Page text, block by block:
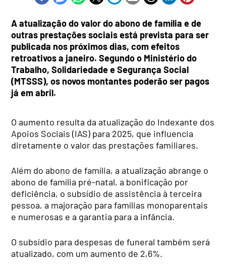
A atualização do valor do abono de família e de
outras prestações sociais está prevista para ser
publicada nos próximos dias, com efeitos
retroativos a janeiro. Segundo o Ministério do
Trabalho, Solidariedade e Segurança Social
(MTSSS), os novos montantes poderão ser pagos
já em abril.
O aumento resulta da atualização do Indexante dos
Apoios Sociais (IAS) para 2025, que influencia
diretamente o valor das prestações familiares.
Além do abono de família, a atualização abrange o
abono de família pré-natal, a bonificação por
deficiência, o subsídio de assistência à terceira
pessoa, a majoração para famílias monoparentais
e numerosas e a garantia para a infância.
O subsídio para despesas de funeral também será
atualizado, com um aumento de 2,6%.